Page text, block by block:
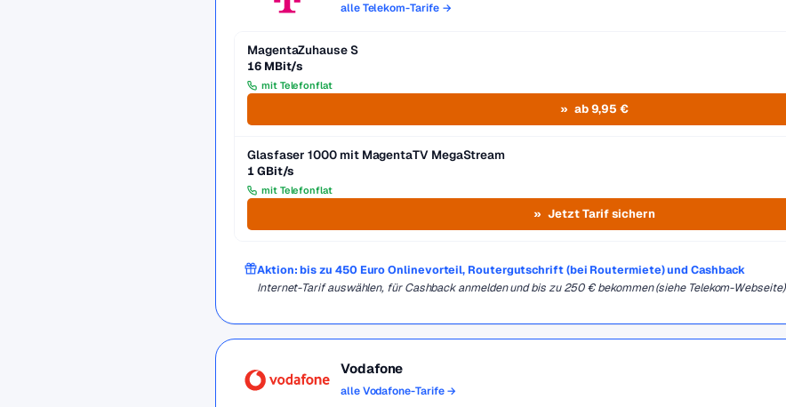
alle Telekom-Tarife →
MagentaZuhause S
16 MBit/s
mit Telefonflat
ab 9,95 €
Glasfaser 1000 mit MagentaTV MegaStream
1 GBit/s
mit Telefonflat
Jetzt Tarif sichern
Aktion: bis zu 450 Euro Onlinevorteil, Routergutschrift (bei Routermiete) und Cashback
Internet-Tarif auswählen, für Cashback anmelden und bis zu 250 € bekommen (siehe Telekom-Webseite)
Vodafone
alle Vodafone-Tarife →